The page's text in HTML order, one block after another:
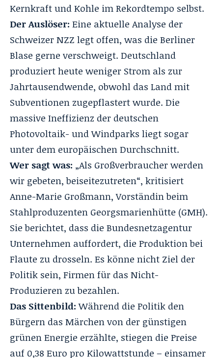
Kernkraft und Kohle im Rekordtempo selbst.
Der Auslöser: Eine aktuelle Analyse der
Schweizer NZZ legt offen, was die Berliner
Blase gerne verschweigt. Deutschland
produziert heute weniger Strom als zur
Jahrtausendwende, obwohl das Land mit
Subventionen zugepflastert wurde. Die
massive Ineffizienz der deutschen
Photovoltaik- und Windparks liegt sogar
unter dem europäischen Durchschnitt.
Wer sagt was: „Als Großverbraucher werden
wir gebeten, beiseitezutreten“, kritisiert
Anne-Marie Großmann, Vorständin beim
Stahlproduzenten Georgsmarienhütte (GMH).
Sie berichtet, dass die Bundesnetzagentur
Unternehmen auffordert, die Produktion bei
Flaute zu drosseln. Es könne nicht Ziel der
Politik sein, Firmen für das Nicht-
Produzieren zu bezahlen.
Das Sittenbild:Während die Politik den
Bürgern das Märchen von der günstigen
grünen Energie erzählte, stiegen die Preise
auf 0,38 Euro pro Kilowattstunde – einsamer